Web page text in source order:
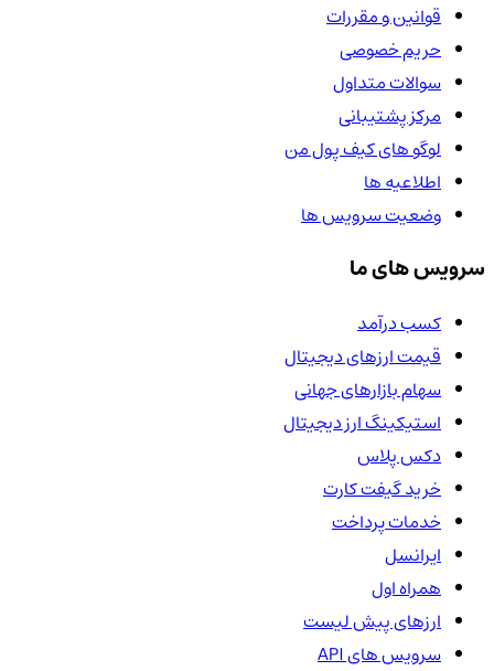
قوانین و مقررات
حریم خصوصی
سوالات متداول
مرکز پشتیبانی
لوگو های کیف پول من
اطلاعیه ها
وضعیت سرویس ها
سرویس های ما
کسب درآمد
قیمت ارزهای دیجیتال
سهام بازارهای جهانی
استیکینگ ارز دیجیتال
دکس پلاس
خرید گیفت کارت
خدمات پرداخت
ایرانسل
همراه اول
ارزهای پیش لیست
سرویس های API